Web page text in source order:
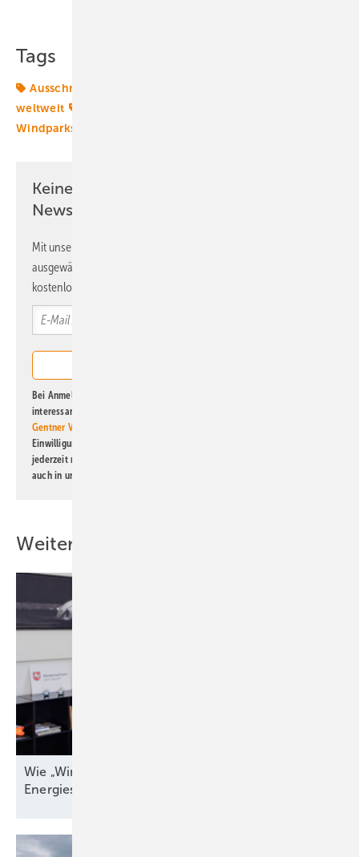
Tags
Ausschreibungen
weltweit
Windparks
Keine Zeit? Kein Problem mit dem ERE
Newsletter!
Mit unserem Newsletter erhalten Sie regelmäßig von uns
ausgewählte Informationen und Neuigkeiten, gebündelt und
kostenlos direkt ins Postfach.
Bei Anmeldung zu diesem Newsletter bin ich damit einverstanden, über
interessante Verlags- und Online-Angebote
Gentner Verlag GmbH & Co. KG
Einwilligung kann ich jederzeit widerrufen und eine Abmeldung ist
jederzeit möglich. Informationen zum Umgang mit Daten finden Sie
auch in unserer
Weitere Inhalte
Wie „Windenergieland Eins“ sich aufs Staatsziel
Energiesicherheit einstellen